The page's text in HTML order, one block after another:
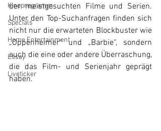
Kinoprogramm
Specials
Home Entertainment
Essay
Liveticker
der meistgesuchten Filme und Serien.
Unter den Top-Suchanfragen finden sich
nicht nur die erwarteten Blockbuster wie
„Oppenheimer“ und „Barbie“, sondern
auch die eine oder andere Überraschung,
die das Film- und Serienjahr geprägt
haben.